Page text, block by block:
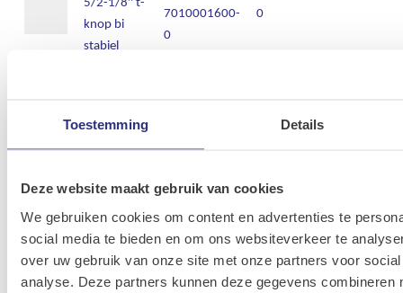
Toestemming Details
Deze website maakt gebruik van cookies
We gebruiken cookies om content en advertenties te
social media te bieden en om ons websiteverkeer te
over uw gebruik van onze site met onze partners voor
analyse. Deze partners kunnen deze gegevens combineren
knop bi
stabiel
7010001600-
0
0
tbv
paneelknop
0
MW ventiel
on base
5/2-1/8''
el.bi stabiel
05M-
7011021200-
0
0